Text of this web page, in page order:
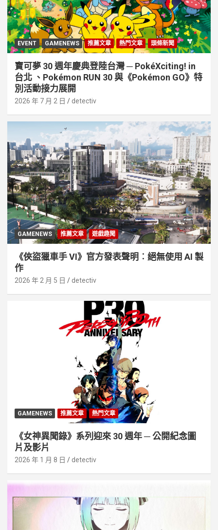
EVENT GAMENEWS 推薦文章 熱門文章 頭條新聞
寶可夢 30 週年慶典登陸台灣 ─ PokéXciting! in
台北 、Pokémon RUN 30 與《Pokémon GO》特
別活動接⼒展開
2026 年 7 月 2 日 detectiv
GAMENEWS 推薦文章 遊戲趣聞
《俠盜獵車手 VI》官方發表聲明︰絕無使用 AI 製
作
2026 年 2 月 5 日 detectiv
GAMENEWS 推薦文章 熱門文章
《女神異聞錄》系列迎來 30 週年 ─ 公開紀念圖
片及影片
2026 年 1 月 8 日 detectiv